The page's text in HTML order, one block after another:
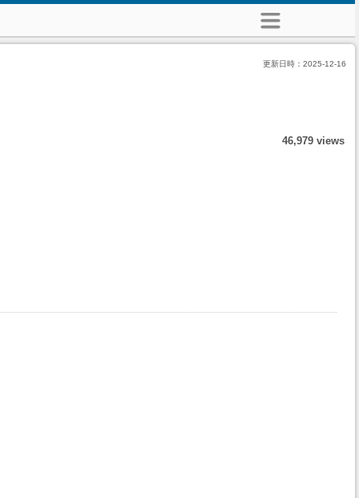
更新日時： 2025-12-16
46,979 views